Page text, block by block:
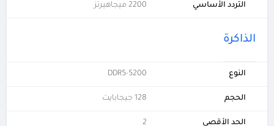
التردد الأساسي 2200 ميجاهيرتز
الذاكرة
النوع DDR5-5200
الحجم 128 جيجابايت
الحد الأقصى
2